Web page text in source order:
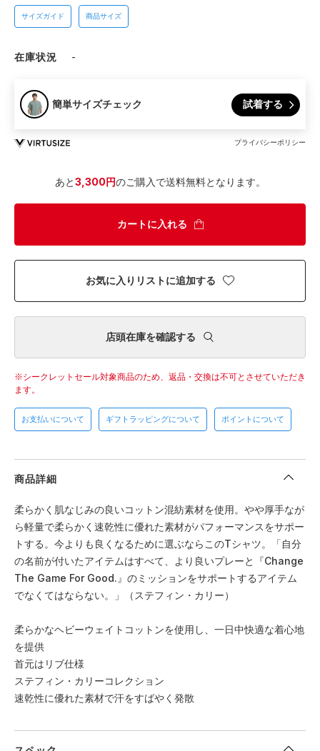
サイズガイド 商品サイズ
在庫状況 -
簡単サイズチェック 試着する
プライバシーポリシー
あと3,300円のご購入で送料無料となります。
カートに入れる
お気に入りリストに追加する
店頭在庫を確認する
シークレットセール対象商品のため、返品・交換は不可とさせていただき
ます。
お支払いについて ギフトラッピングについて ポイントについて
商品詳細
柔らかく肌なじみの良いコットン混紡素材を使用。やや厚手なが
ら軽量で柔らかく速乾性に優れた素材がパフォーマンスをサポー
トする。今よりも良くなるために選ぶならこのTシャツ。「自分
の名前が付いたアイテムはすべて、より良いプレーと『Change
The Game For Good.』のミッションをサポートするアイテム
でなくてはならない。」（ステフィン・カリー）
柔らかなヘビーウェイトコットンを使用し、一日中快適な着心地
を提供
首元はリブ仕様
ステフィン・カリーコレクション
速乾性に優れた素材で汗をすばやく発散